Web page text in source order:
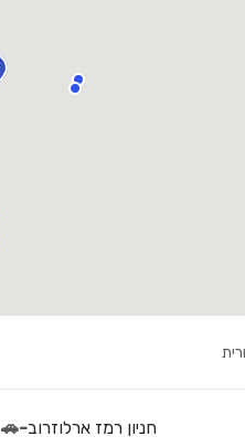
חניון רמז ארלוזרוב-
🚗